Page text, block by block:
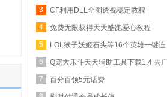
【QQ业务乐园专...
3
CF利用DLL全图透视稳定教程
4
免费无限获得天天酷跑爱心教程
5
LOL猴子妖姬石头等16个英雄一键连
招
6 Q宠大乐斗天天辅助工具下载1.4 去
告版_自动...
7
百分百领5元话费